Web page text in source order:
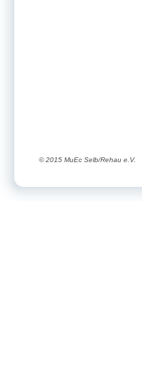
© 2015 MuEc Selb/Rehau e.V.